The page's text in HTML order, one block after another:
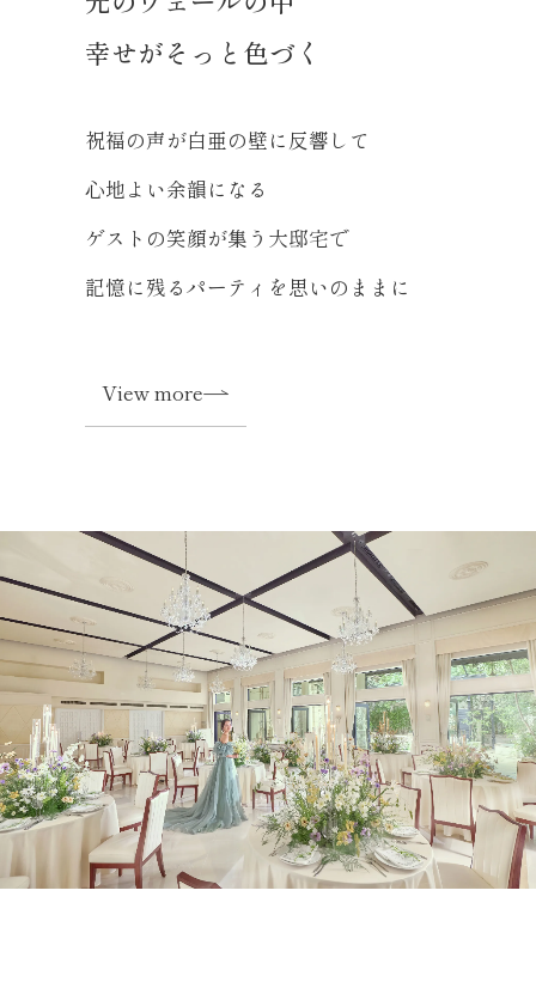
幸せがそっと色づく
祝福の声が白亜の壁に反響して
心地よい余韻になる
ゲストの笑顔が集う大邸宅で
記憶に残るパーティを思いのままに
View more